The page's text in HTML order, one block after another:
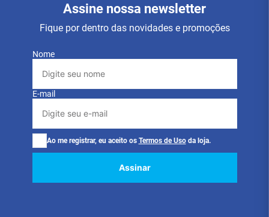
Assine nossa newsletter
Fique por dentro das novidades e promoções
Nome
E-mail
Ao me registrar, eu aceito os Termos de Uso da loja.
Assinar